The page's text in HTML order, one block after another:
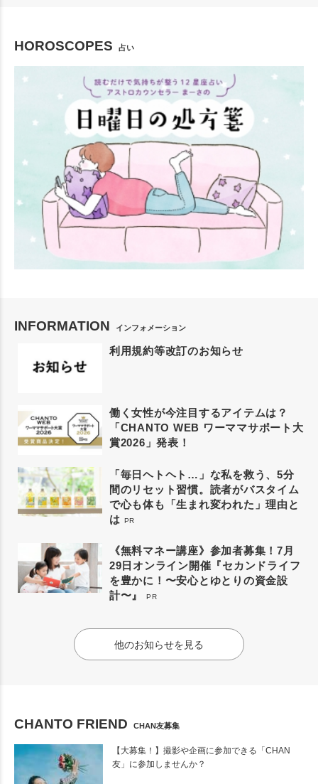
HOROSCOPES 占い
INFORMATION インフォメーション
利用規約等改訂のお知らせ
働く女性が今注目するアイテムは？
「CHANTO WEB ワーママサポート大
賞2026」発表！
「毎日ヘトヘト…」な私を救う、5分
間のリセット習慣。読者がバスタイム
で心も体も「生まれ変われた」理由と
は PR
《無料マネー講座》参加者募集！7月
29日オンライン開催『セカンドライフ
を豊かに！〜安心とゆとりの資金設
計〜』
PR
他のお知らせを見る
CHANTO FRIEND CHAN友募集
【大募集！】撮影や企画に参加できる「CHAN
友」に参加しませんか？